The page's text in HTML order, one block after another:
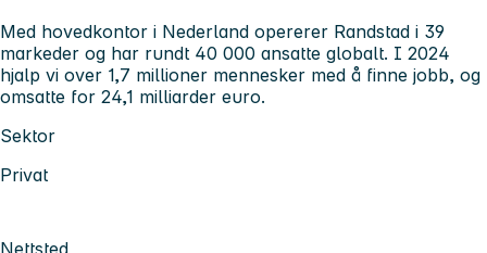
Med hovedkontor i Nederland opererer Randstad i 39
markeder og har rundt 40 000 ansatte globalt. I 2024
hjalp vi over 1,7 millioner mennesker med å finne jobb, og
omsatte for 24,1 milliarder euro.
Sektor
Privat
Nettsted